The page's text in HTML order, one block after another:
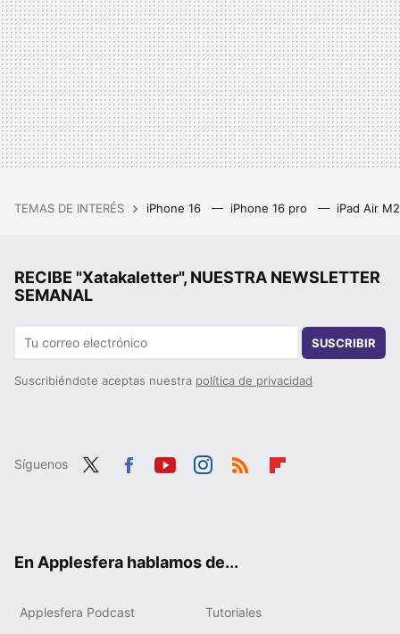
TEMAS DE INTERÉS iPhone 16 iPhone 16 pro iPad Air
RECIBE "Xatakaletter", NUESTRA NEWSLETTER
SEMANAL
SUSCRIBIR
Suscribiéndote aceptas nuestra política de privacidad
Síguenos
En Applesfera hablamos de...
Applesfera Podcast Tutoriales